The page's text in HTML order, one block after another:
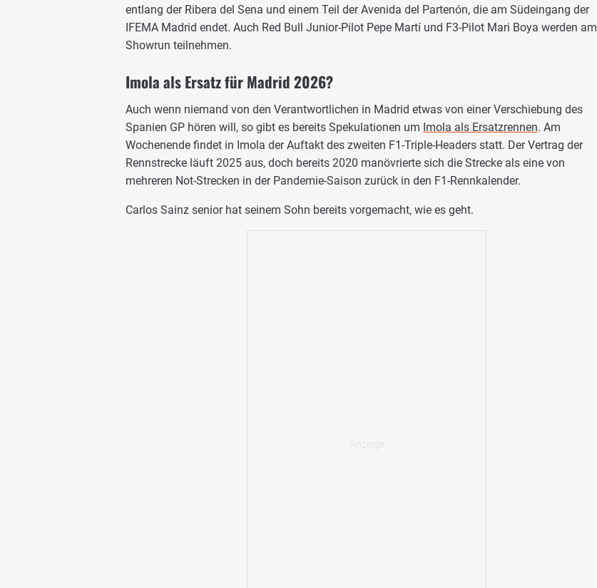
entlang der Ribera del Sena und einem Teil der Avenida del Partenón, die am Südeingang der
IFEMA Madrid endet. Auch Red Bull Junior-Pilot Pepe Martí und F3-Pilot Mari Boya werden am
Showrun teilnehmen.
Imola als Ersatz für Madrid 2026?
Auch wenn niemand von den Verantwortlichen in Madrid etwas von einer Verschiebung des
Spanien GP hören will, so gibt es bereits Spekulationen um Imola als Ersatzrennen. Am
Wochenende findet in Imola der Auftakt des zweiten F1-Triple-Headers statt. Der Vertrag der
Rennstrecke läuft 2025 aus, doch bereits 2020 manövrierte sich die Strecke als eine von
mehreren Not-Strecken in der Pandemie-Saison zurück in den F1-Rennkalender.
Carlos Sainz senior hat seinem Sohn bereits vorgemacht, wie es geht.